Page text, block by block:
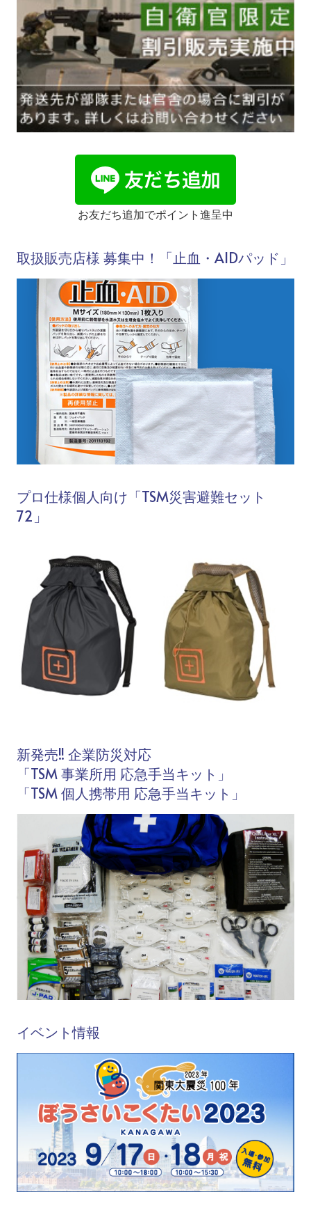
お友だち追加でポイント進呈中
取扱販売店様 募集中！「止血・AIDパッド」
プロ仕様個人向け「TSM災害避難セット
72」
新発売!! 企業防災対応
「TSM 事業所用 応急手当キット」
「TSM 個人携帯用 応急手当キット」
イベント情報